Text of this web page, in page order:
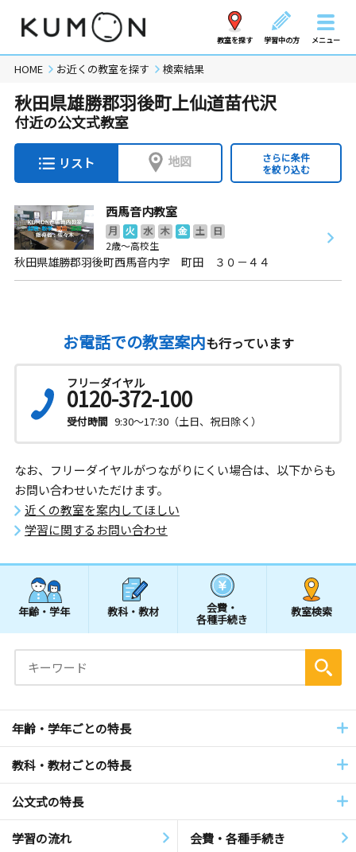
教室を探す 学習中の方 メニュー
HOME お近くの教室を探す 検索結果
秋田県雄勝郡羽後町上仙道苗代沢
付近の公文式教室
リスト 地図
さらに条件
を絞り込む
西馬音内教室
月 火 水 木 金 土
日
2歳～高校生
秋田県雄勝郡羽後町西馬音内字 町田 ３０－４４
お電話での教室案内も行っています
フリーダイヤル
0120-372-100
受付時間 9:30～17:30（土日、祝日除く）
なお、フリーダイヤルがつながりにくい場合は、以下からも
お問い合わせいただけます。
近くの教室を案内してほしい
学習に関するお問い合わせ
年齢・学年 教科・教材 会費・
各種手続き
教室検索
年齢・学年ごとの特長
教科・教材ごとの特長
公文式の特長
学習の流れ 会費・各種手続き